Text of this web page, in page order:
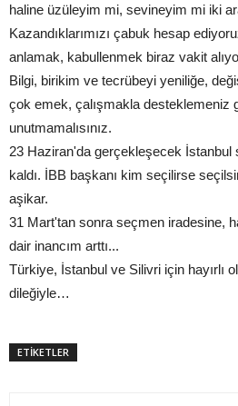
haline üzüleyim mi, sevineyim mi iki
Kazandıklarımızı çabuk hesap
anlamak, kabullenmek biraz vakit
Bilgi, birikim ve tecrübeyi yeniliğe,
çok emek, çalışmakla desteklemeniz
unutmamalısınız.
23 Haziran'da gerçekleşecek İstanbul
kaldı. İBB başkanı kim seçilirse
aşikar.
31 Mart'tan sonra seçmen iradesine,
dair inancım arttı...
Türkiye, İstanbul ve Silivri için hayırlı
dileğiyle…
ETİKETLER